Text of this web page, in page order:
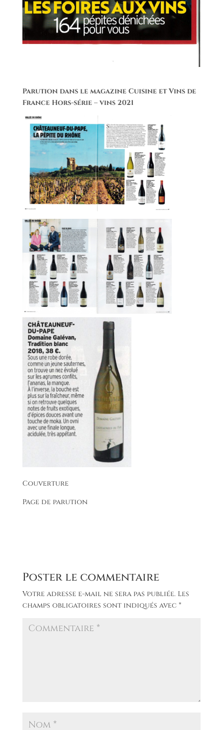
Parution dans le magazine Cuisine et Vins de
France Hors-série – vins 2021
Couverture
Page de parution
Poster le commentaire
Votre adresse e-mail ne sera pas publiée. Les
champs obligatoires sont indiqués avec *